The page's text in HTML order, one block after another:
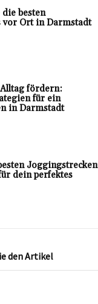
besten
vor Ort in Darmstadt
fördern:
für ein
in Darmstadt
Joggingstrecken
dein perfektes
den Artikel